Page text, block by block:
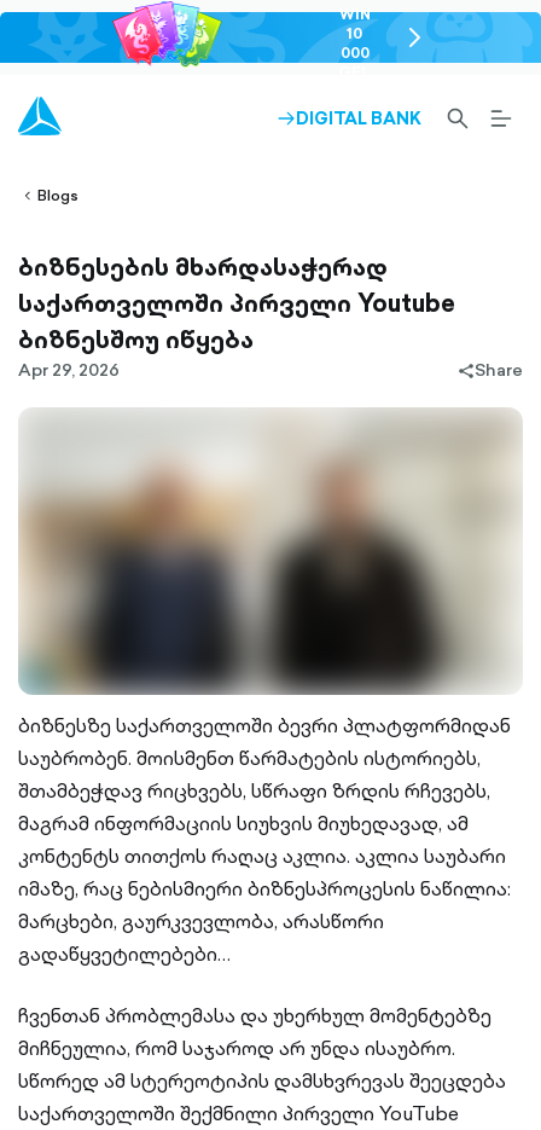
WIN
10
000
chevron-
right-
ARROW-
DIGITAL BANK
SEARCH-
OUTLINED
Blogs
ბიზნესების მხარდასაჭერად
საქართველოში პირველი Youtube
ბიზნესშოუ იწყება
Apr 29, 2026
share-
Share
ბიზნესზე საქართველოში ბევრი პლატფორმიდან
საუბრობენ. მოისმენთ წარმატების ისტორიებს,
შთამბეჭდავ რიცხვებს, სწრაფი ზრდის რჩევებს,
მაგრამ ინფორმაციის სიუხვის მიუხედავად, ამ
კონტენტს თითქოს რაღაც აკლია. აკლია საუბარი
იმაზე, რაც ნებისმიერი ბიზნესპროცესის ნაწილია:
მარცხები, გაურკვევლობა, არასწორი
გადაწყვეტილებები…
ჩვენთან პრობლემასა და უხერხულ მომენტებზე
მიჩნეულია, რომ საჯაროდ არ უნდა ისაუბრო.
სწორედ ამ სტერეოტიპის დამსხვრევას შეეცდება
საქართველოში შექმნილი პირველი YouTube